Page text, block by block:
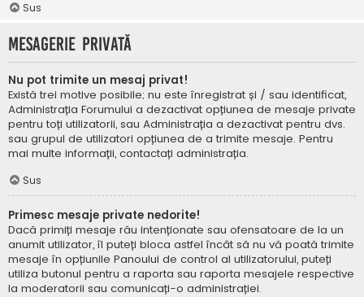
Sus
Mesagerie privată
Nu pot trimite un mesaj privat!
Există trei motive posibile; nu este înregistrat și / sau identificat,
Administrația Forumului a dezactivat opțiunea de mesaje private
pentru toți utilizatorii, sau Administrația a dezactivat pentru dvs.
sau grupul de utilizatori opțiunea de a trimite mesaje. Pentru
mai multe informații, contactați administrația.
Sus
Primesc mesaje private nedorite!
Dacă primiți mesaje rău intenționate sau ofensatoare de la un
anumit utilizator, îl puteți bloca astfel încât să nu vă poată trimite
mesaje în opțiunile Panoului de control al utilizatorului, puteți
utiliza butonul pentru a raporta sau raporta mesajele respective
la moderatorii sau comunicați-o administrației.